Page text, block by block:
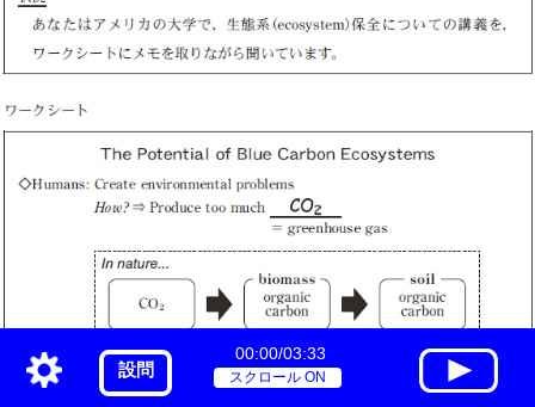
設問
00:00/03:33
スクロール ON